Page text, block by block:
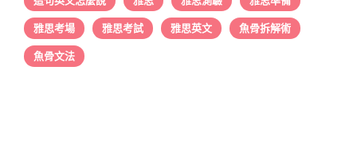
雅思考場 雅思考試 雅思英文 魚骨拆解術
魚骨文法